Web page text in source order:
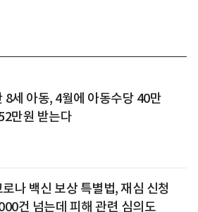
8세 아동, 4월에 아동수당 40만
만원 받는다
로나 백신 보상 특별법, 재심 신청
건 넘는데 피해 관련 심의도